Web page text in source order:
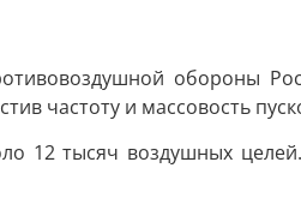
обороны
частоту и массовость
12 тысяч воздушных